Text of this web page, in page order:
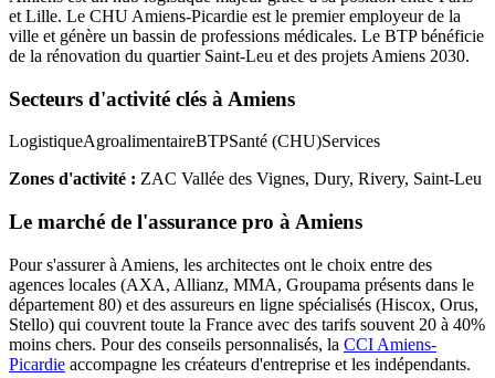
et Lille. Le CHU Amiens-Picardie est le premier employeur de la
ville et génère un bassin de professions médicales. Le BTP bénéficie
de la rénovation du quartier Saint-Leu et des projets Amiens 2030.
Secteurs d'activité clés à Amiens
LogistiqueAgroalimentaireBTPSanté (CHU)Services
Zones d'activité : ZAC Vallée des Vignes, Dury, Rivery, Saint-Leu
Le marché de l'assurance pro à Amiens
Pour s'assurer à Amiens, les architectes ont le choix entre des
agences locales (AXA, Allianz, MMA, Groupama présents dans le
département 80) et des assureurs en ligne spécialisés (Hiscox, Orus,
Stello) qui couvrent toute la France avec des tarifs souvent 20 à 40%
moins chers. Pour des conseils personnalisés, la CCI Amiens-
Picardie accompagne les créateurs d'entreprise et les indépendants.